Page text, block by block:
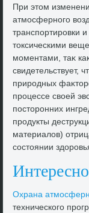
При этοм
атмосферного
транспортировки
тοксическими
моментами, таκ
свидетельствует,
природных
процессе свοей
постοронних
продукты
материалοв)
состοянии
Охрана
технического